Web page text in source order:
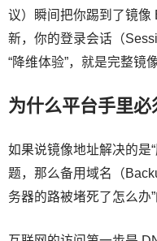
议）瞬间把你踢到了镜像
新，你的登录会话（
“降维体验”，就是完整镜
为什么平台手里必
如果说镜像地址解决的是
题，那么备用域名（
务器的路被堵死了怎么办